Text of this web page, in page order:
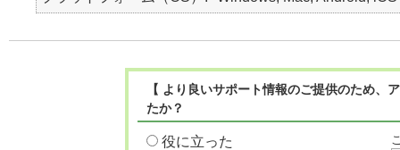
【 より良いサポート情報のご提供のため
たか？
役に立った